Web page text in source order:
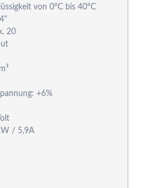
von 0°C bis 40°C
20
+6%
/ 5,9A